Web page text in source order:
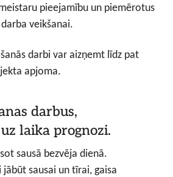
pieejamību un piemērotus
veikšanai.
darbi var aizņemt līdz pat
apjoma.
darbus,
laika prognozi.
sausā bezvēja dienā.
sausai un tīrai, gaisa